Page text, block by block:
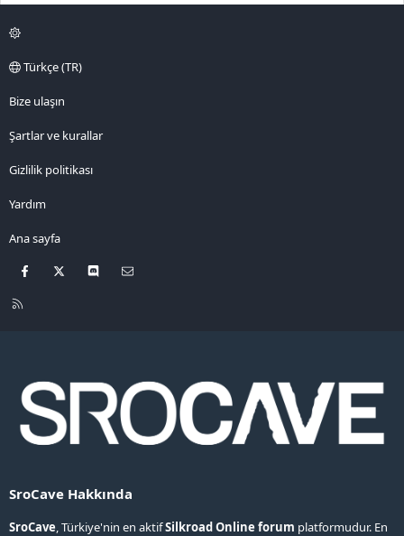
Türkçe (TR)
Bize ulaşın
Şartlar ve kurallar
Gizlilik politikası
Yardım
Ana sayfa
Facebook Discord
R
SroCave Hakkında
SroCave, Türkiye'nin en aktifSilkroad Online forum platformudur. En